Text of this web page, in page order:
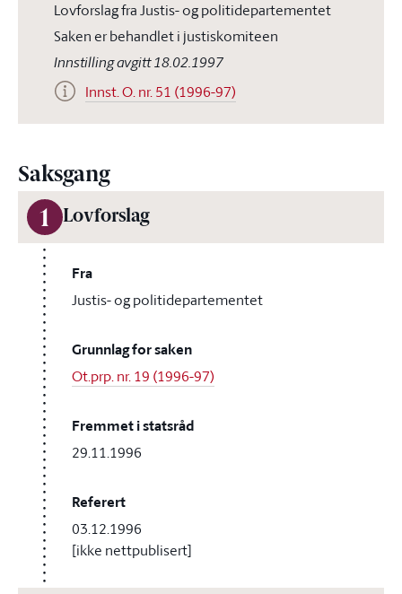
Lovforslag fra Justis- og politidepartementet
Saken er behandlet i justiskomiteen
Innstilling avgitt 18.02.1997
Innst. O. nr. 51 (1996-97)
Saksgang
1 Lovforslag
Fra
Justis- og politidepartementet
Grunnlag for saken
Ot.prp. nr. 19 (1996-97)
Fremmet i statsråd
29.11.1996
Referert
03.12.1996
[ikke nettpublisert]